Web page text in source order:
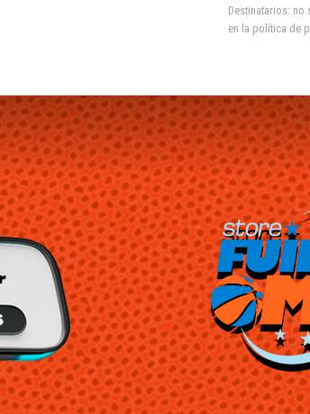
Destinatarios:
en la política de